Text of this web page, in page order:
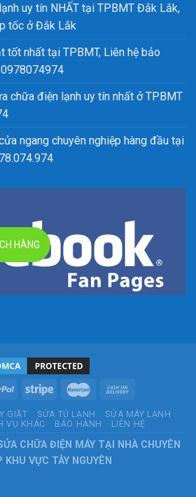
uy tín NHẤT tại TPBMT Đắk Lắk,
tốc ở Đắk Lắk
tốt nhất tại TPBMT, Liên hệ bảo
chữa điện lạnh uy tín nhất ở TPBMT
ngang chuyên nghiệp hàng đầu tại
GIẶT SỬA TỦ LẠNH
SỬA MÁY LẠNH
VỤ KHÁC BẢO HÀNH LIÊN HỆ
CHỮA ĐIỆN MÁY TẠI NHÀ CHUYÊN
KHU VỰC TÂY NGUYÊN
HÀNG